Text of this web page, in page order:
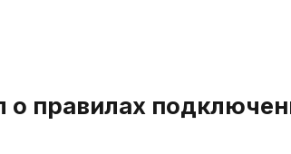
правилах